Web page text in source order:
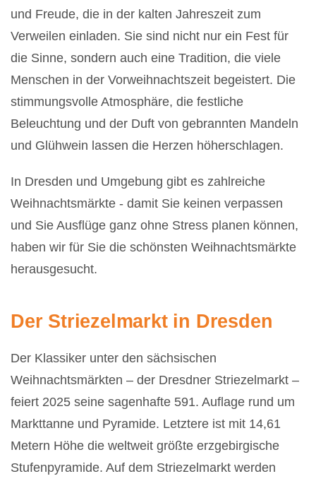
und Freude, die in der kalten Jahreszeit zum
Verweilen einladen. Sie sind nicht nur ein Fest für
die Sinne, sondern auch eine Tradition, die viele
Menschen in der Vorweihnachtszeit begeistert. Die
stimmungsvolle Atmosphäre, die festliche
Beleuchtung und der Duft von gebrannten Mandeln
und Glühwein lassen die Herzen höherschlagen.
In Dresden und Umgebung gibt es zahlreiche
Weihnachtsmärkte - damit Sie keinen verpassen
und Sie Ausflüge ganz ohne Stress planen können,
haben wir für Sie die schönsten Weihnachtsmärkte
herausgesucht.
Der Striezelmarkt in Dresden
Der Klassiker unter den sächsischen
Weihnachtsmärkten – der Dresdner Striezelmarkt –
feiert 2025 seine sagenhafte 591. Auflage rund um
Markttanne und Pyramide. Letztere ist mit 14,61
Metern Höhe die weltweit größte erzgebirgische
Stufenpyramide. Auf dem Striezelmarkt werden